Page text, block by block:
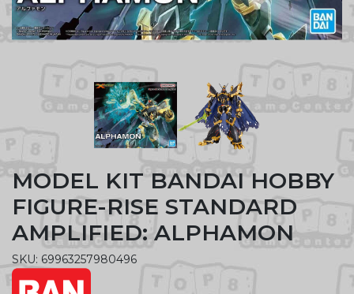
MODEL KIT BANDAI HOBBY
FIGURE-RISE STANDARD
AMPLIFIED: ALPHAMON
SKU: 69963257980496